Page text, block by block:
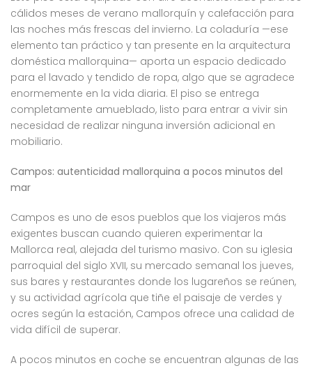
cálidos meses de verano mallorquín y calefacción para
las noches más frescas del invierno. La coladuría —ese
elemento tan práctico y tan presente en la arquitectura
doméstica mallorquina— aporta un espacio dedicado
para el lavado y tendido de ropa, algo que se agradece
enormemente en la vida diaria. El piso se entrega
completamente amueblado, listo para entrar a vivir sin
necesidad de realizar ninguna inversión adicional en
mobiliario.
Campos: autenticidad mallorquina a pocos minutos del
mar
Campos es uno de esos pueblos que los viajeros más
exigentes buscan cuando quieren experimentar la
Mallorca real, alejada del turismo masivo. Con su iglesia
parroquial del siglo XVII, su mercado semanal los jueves,
sus bares y restaurantes donde los lugareños se reúnen,
y su actividad agrícola que tiñe el paisaje de verdes y
ocres según la estación, Campos ofrece una calidad de
vida difícil de superar.
A pocos minutos en coche se encuentran algunas de las